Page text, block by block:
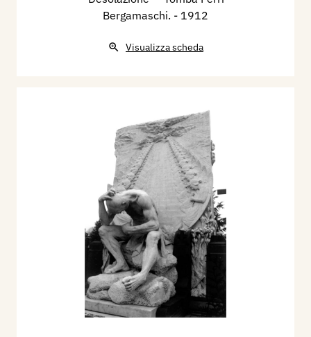
Bergamaschi. - 1912
Visualizza scheda